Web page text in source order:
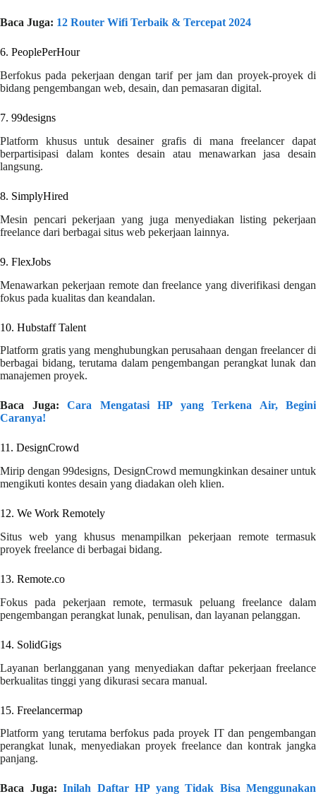
Baca Juga: 12 Router Wifi Terbaik & Tercepat 2024
6. PeoplePerHour
Berfokus pada pekerjaan dengan tarif per jam dan proyek-proyek di
bidang pengembangan web, desain, dan pemasaran digital.
7. 99designs
Platform khusus untuk desainer grafis di mana freelancer dapat
berpartisipasi dalam kontes desain atau menawarkan jasa desain
langsung.
8. SimplyHired
Mesin pencari pekerjaan yang juga menyediakan listing pekerjaan
freelance dari berbagai situs web pekerjaan lainnya.
9. FlexJobs
Menawarkan pekerjaan remote dan freelance yang diverifikasi dengan
fokus pada kualitas dan keandalan.
10. Hubstaff Talent
Platform gratis yang menghubungkan perusahaan dengan freelancer di
berbagai bidang, terutama dalam pengembangan perangkat lunak dan
manajemen proyek.
Baca Juga:
Cara Mengatasi HP yang Terkena Air, Begini
Caranya!
11. DesignCrowd
Mirip dengan 99designs, DesignCrowd memungkinkan desainer untuk
mengikuti kontes desain yang diadakan oleh klien.
12. We Work Remotely
Situs web yang khusus menampilkan pekerjaan remote termasuk
proyek freelance di berbagai bidang.
13. Remote.co
Fokus pada pekerjaan remote, termasuk peluang freelance dalam
pengembangan perangkat lunak, penulisan, dan layanan pelanggan.
14. SolidGigs
Layanan berlangganan yang menyediakan daftar pekerjaan freelance
berkualitas tinggi yang dikurasi secara manual.
15. Freelancermap
Platform yang terutama berfokus pada proyek IT dan pengembangan
perangkat lunak, menyediakan proyek freelance dan kontrak jangka
panjang.
Baca Juga: Inilah Daftar HP yang Tidak Bisa Menggunakan